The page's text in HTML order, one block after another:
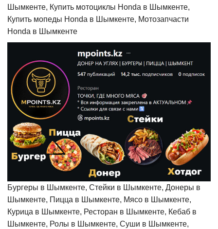
Шымкенте, Купить мотоциклы Honda в Шымкенте,
Купить мопеды Honda в Шымкенте, Мотозапчасти
Honda в Шымкенте
Бургеры в Шымкенте, Стейки в Шымкенте, Донеры в
Шымкенте, Пицца в Шымкенте, Мясо в Шымкенте,
Курица в Шымкенте, Ресторан в Шымкенте, Кебаб в
Шымкенте, Ролы в Шымкенте, Суши в Шымкенте,